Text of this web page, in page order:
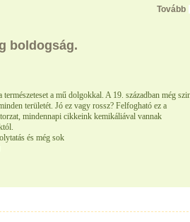
Tovább
boldogság.
a mű dolgokkal. A 19. században még
területét. Jó ez vagy rossz? Felfogható ez a
mindennapi cikkeink kemikáliával vannak
és még sok